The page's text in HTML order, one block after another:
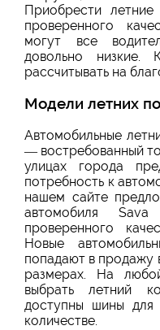
Приобрести
проверенного
могут все
довольно низкие.
рассчитывать на
Модели летних
Автомобильные
— востребованный
улицах города
потребность к
нашем сайте
автомобиля
проверенного
Новые
попадают в продажу
размерах. На
выбрать летний
доступны шины
количестве.